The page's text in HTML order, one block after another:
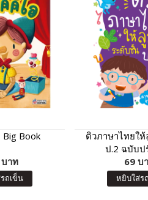
Book
าท
ถเข็น
ติวภาษาไทยใ
ป.2 ฉบับป
69 บ
หยิบใส่ร